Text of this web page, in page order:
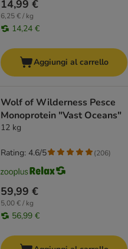
14,99 €
6,25 € / kg
14,24 €
Aggiungi al carrello
Wolf of Wilderness Pesce
Monoprotein "Vast Oceans"
12 kg
59,99 €
5,00 € / kg
56,99 €
Rating: 4.6/5 (206)